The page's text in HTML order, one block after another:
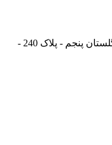
تهران - خیابان پاسداران - خیابان گلستان پنجم - پلاک 240 -